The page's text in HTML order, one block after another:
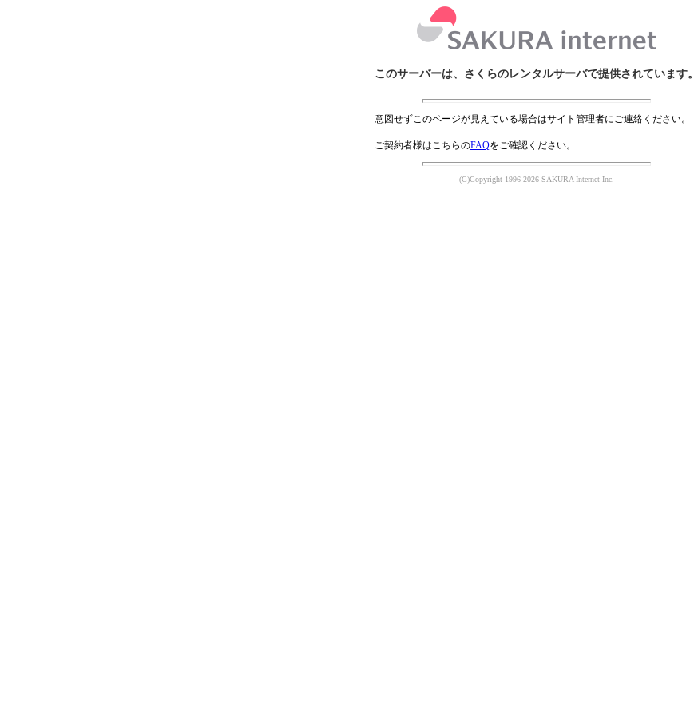
このサーバーは、さくらのレンタルサーバで提供されています。
意図せずこのページが見えている場合はサイト管理者にご連絡ください。
ご契約者様はこちらのFAQをご確認ください。
(C)Copyright 1996-2026 SAKURA Internet Inc.